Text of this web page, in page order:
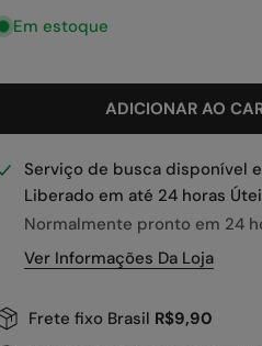
Em estoque
ADICIONAR AO
Serviço de busca disponível
Liberado em até 24 horas
Normalmente pronto em 24
Ver Informações Da Loja
Frete fixo Brasil R$9,90